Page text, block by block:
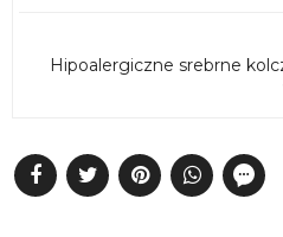
Hipoalergiczne srebrne